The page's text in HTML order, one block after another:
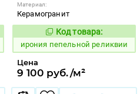
Материал:
Керамогранит
1102580
Код товара:
ирония пепельной реликвии
Цена
9 100 руб./м²